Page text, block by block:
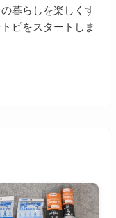
暮らしを楽しくす
ピをスタートしま